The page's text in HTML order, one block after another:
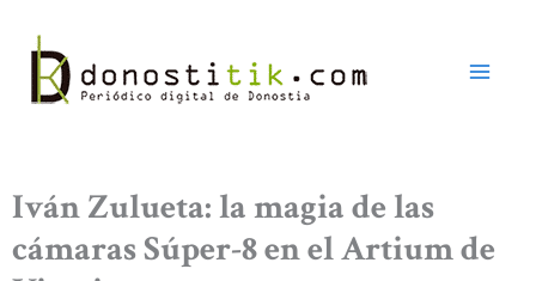
contenido
Iván Zulueta: la magia de las
cámaras Súper-8 en el Artium de